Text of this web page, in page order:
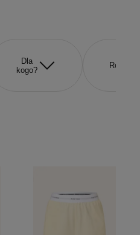
Dla
kogo?
Rozmiar